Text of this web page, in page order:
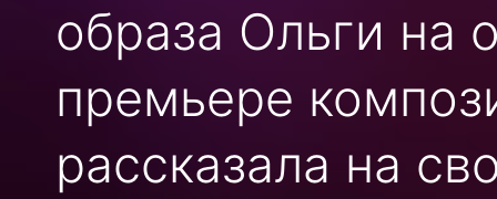
образа Ольги на
премьере
рассказала на